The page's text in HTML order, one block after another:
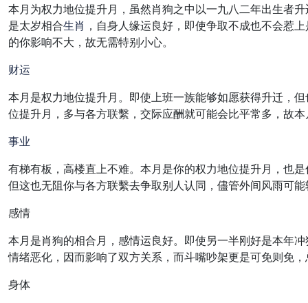
本月为权力地位提升月，虽然肖狗之中以一九八二年出生者
是太岁相合生肖 ，自身人缘运良好，即使争取不成也不会惹
的你影响不大，故无需特别小心。
财运
本月是权力地位提升月。即使上班一族能够如愿获得升迁，
位提升月，多与各方联繫，交际应酬就可能会比平常多，故
事业
有梯有板，高楼直上不难。本月是你的权力地位提升月，也
但这也无阻你与各方联繫去争取别人认同，儘管外间风雨可
感情
本月是肖狗的相合月，感情运良好。即使另一半刚好是本年
情绪恶化，因而影响了双方关系，而斗嘴吵架更是可免则免
身体